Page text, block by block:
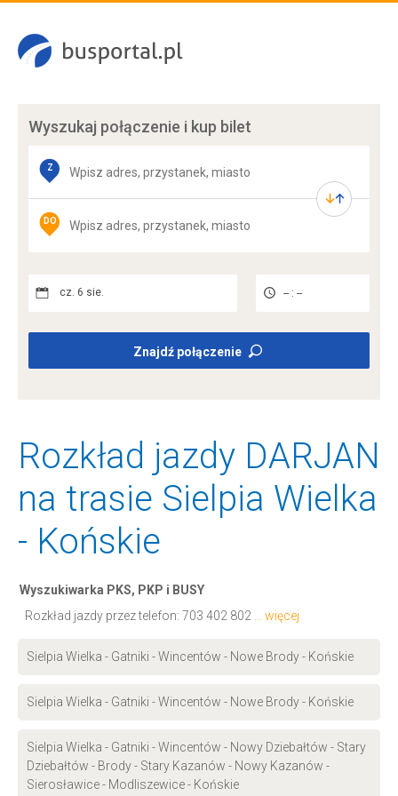
Wyszukaj połączenie i kup bilet
Z
DO
cz. 6 sie. -- : --
Znajdź połączenie
Rozkład jazdy DARJAN
na trasie Sielpia Wielka
- Końskie
Wyszukiwarka PKS, PKP i BUSY
Rozkład jazdy przez telefon: 703 402 802 ... więcej
Sielpia Wielka - Gatniki - Wincentów - Nowe Brody - Końskie
Sielpia Wielka - Gatniki - Wincentów - Nowe Brody - Końskie
Sielpia Wielka - Gatniki - Wincentów - Nowy Dziebałtów - Stary
Dziebałtów - Brody - Stary Kazanów - Nowy Kazanów -
Sierosławice - Modliszewice - Końskie